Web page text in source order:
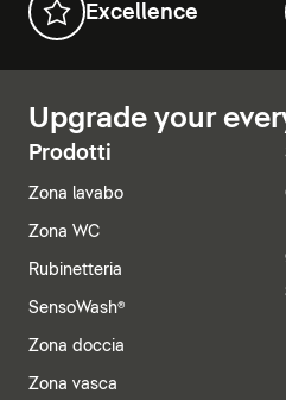
Excellence
Upgrade your
Prodotti
Zona lavabo
Zona WC
Rubinetteria
SensoWash®
Zona doccia
Zona vasca